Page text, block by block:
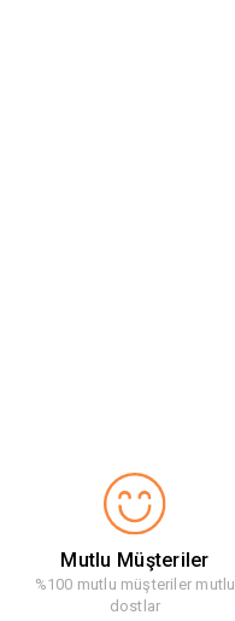
Mutlu Müşteriler
%100 mutlu müşteriler mutlu
dostlar